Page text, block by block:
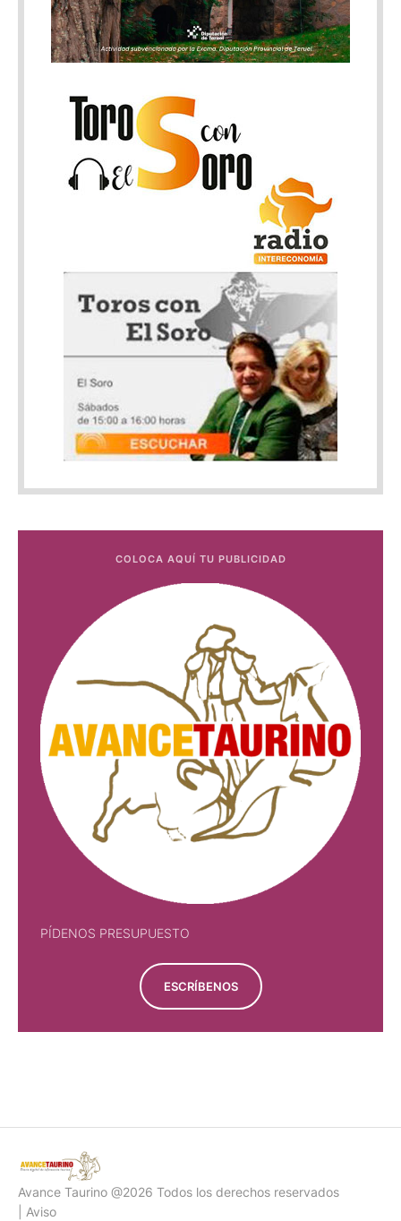
COLOCA AQUÍ TU PUBLICIDAD
PÍDENOS PRESUPUESTO
ESCRÍBENOS
Avance Taurino @2026 Todos los derechos reservados
| Aviso